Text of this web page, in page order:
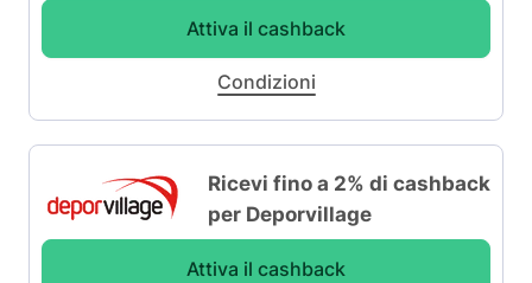
Attiva il cashback
Condizioni
Ricevi fino a 2% di cashback
per Deporvillage
Attiva il cashback